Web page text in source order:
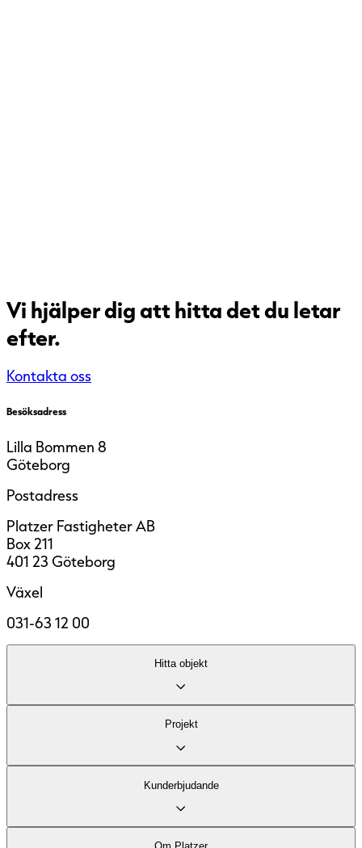
Vi hjälper dig att hitta det du letar
efter.
Kontakta oss
Öppna karta
Besöksadress
Lilla Bommen 8
Göteborg
Postadress
Platzer Fastigheter AB
Box 211
401 23 Göteborg
Växel
031-63 12 00
Hitta objekt
Fastigheter
Projekt
Stadsutveckling
Kund­erbjudande